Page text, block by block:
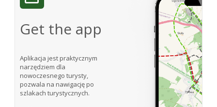
Get the app
Aplikacja jest praktycznym
narzędziem dla
nowoczesnego turysty,
pozwala na nawigację po
szlakach turystycznych.